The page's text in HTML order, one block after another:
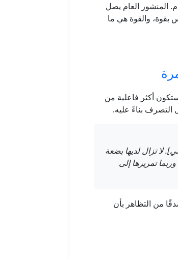
المنشور العام يصل
بقوة، والقوة هي ما
أكثر فاعلية من
بناءً عليه.
لا تزال لديها بضعة
تمريرها إلى
من التظاهر بأن